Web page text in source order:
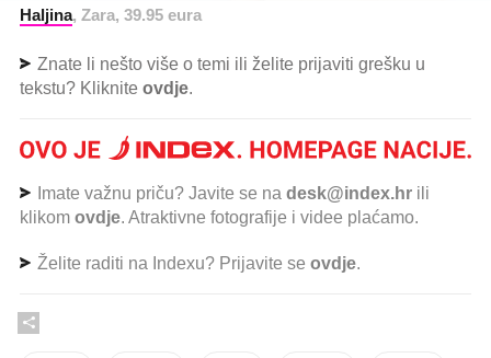
Haljina, Zara, 39.95 eura
Znate li nešto više o temi ili želite prijaviti grešku u
tekstu? Kliknite ovdje.
Imate važnu priču? Javite se na desk@index.hr ili
klikom ovdje. Atraktivne fotografije i videe plaćamo.
Želite raditi na Indexu? Prijavite se ovdje.